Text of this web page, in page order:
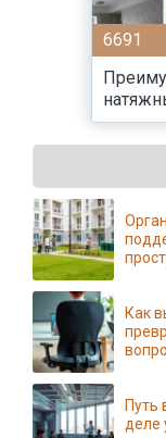
6691
Как
Путь
деле